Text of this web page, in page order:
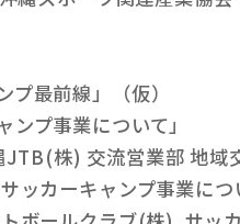
最前線」（仮）
プ事業について」
株) 交流営業部 地域
ッカーキャンプ事業につ